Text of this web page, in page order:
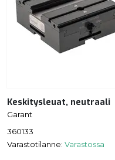
Keskitysleuat, neutraali
Garant
360133
Varastotilanne: Varastossa